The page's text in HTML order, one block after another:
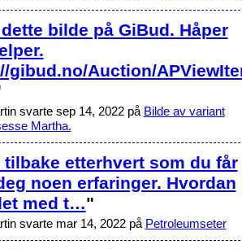
bilde på GiBud. Håper
gibud.no/Auction/
svarte sep 14, 2022 på Bilde av variant
Martha.
tilbake etterhvert som du får
noen erfaringer. Hvordan
med t…"
svarte mar 14, 2022 på Petroleumseter